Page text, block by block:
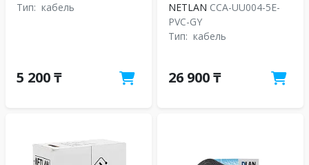
Тип: кабель
5 200 ₸
NETLAN CCA-UU004-5E-
PVC-GY
Тип: кабель
26 900 ₸